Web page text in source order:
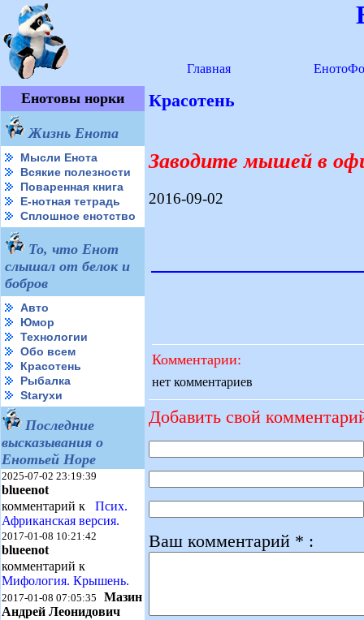
Главная
Енотовы норки
Жизнь Енота
Мысли Енота
Всякие полезности
Поваренная книга
Е-нотная тетрадь
Сплошное енотство
То, что Енот
слышал от белок и
бобров
Авто
Юмор
Технологии
Обо всем
Красотень
Рыбалка
Starухи
Последние
высказывания о
Енотьей Норе
2025-07-02 23:19:39
blueenot
комментарий к Псих.
Африканская версия.
2017-01-08 10:21:42
blueenot
комментарий к
Мифология. Крышень.
2017-01-08 07:05:35 Мазин
Андрей Леонидович
Красотень
Заводите мышей в
2016-09-02
Комментарии:
нет комментариев
Добавить свой
Ваш комментарий * :